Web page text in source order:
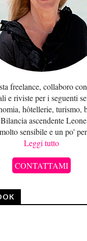
freelance, collaboro
e riviste per i seguenti
hôtellerie, turismo,
ascendente
sensibile e un po'
Leggi tutto
CONTATTAMI